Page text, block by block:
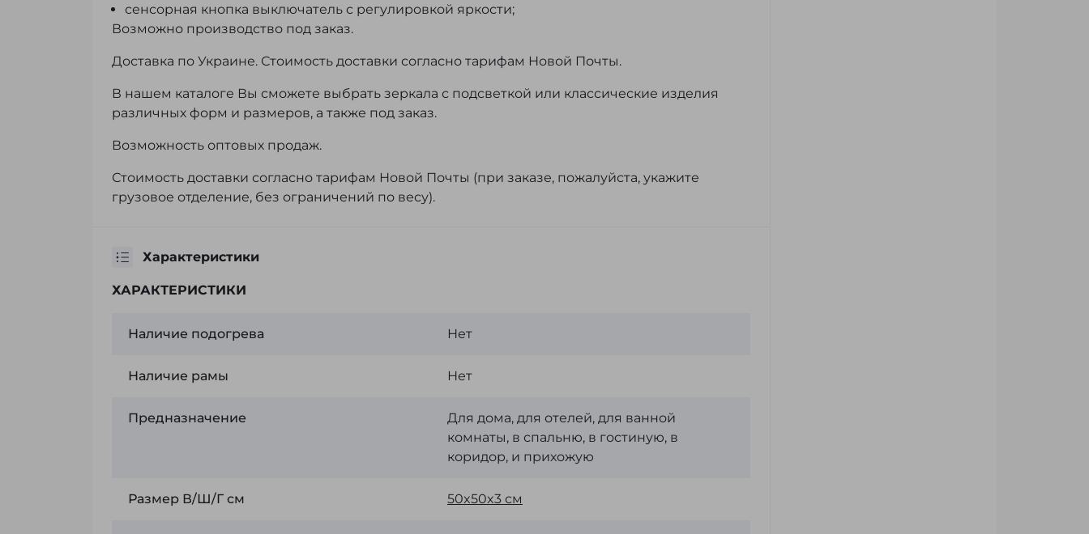
сенсорная кнопка выключатель с регулировкой яркости;
Возможно производство под заказ.
Доставка по Украине. Стоимость доставки согласно тарифам Новой Почты.
В нашем каталоге Вы сможете выбрать зеркала с подсветкой или классические изделия
различных форм и размеров, а также под заказ.
Возможность оптовых продаж.
Стоимость доставки согласно тарифам Новой Почты (при заказе, пожалуйста, укажите
грузовое отделение, без ограничений по весу).
Характеристики
ХАРАКТЕРИСТИКИ
Наличие подогрева Нет
Наличие рамы Нет
Предназначение
Для дома, для отелей, для ванной
комнаты, в спальню, в гостиную, в
коридор, и прихожую
Размер В/Ш/Г см 50x50x3 см